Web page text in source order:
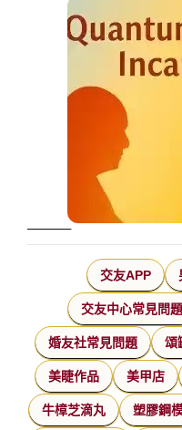
交友APP
交友中心常見問題
婚友社常見問題 頌
美睫作品 美甲店
牛樟芝滴丸 塑膠鋼